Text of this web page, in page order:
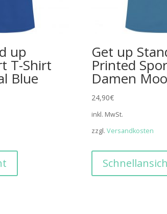
up
T-Shirt
Blue
Get up
Printed
Damen
24,90€
inkl. MwSt.
zzgl.Versandkosten